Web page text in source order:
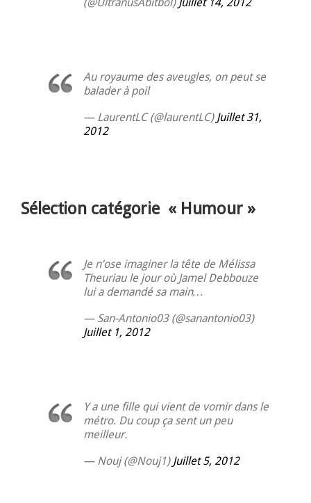
Au royaume des aveugles, on peut se
balader à poil
— LaurentLC (@laurentLC) Juillet 31,
2012
Sélection catégorie « Humour »
Je n’ose imaginer la tête de Mélissa
Theuriau le jour où Jamel Debbouze
lui a demandé sa main…
— San-Antonio03 (@sanantonio03)
Juillet 1, 2012
Y a une fille qui vient de vomir dans le
métro. Du coup ça sent un peu
meilleur.
— Nouj (@Nouj1) Juillet 5, 2012